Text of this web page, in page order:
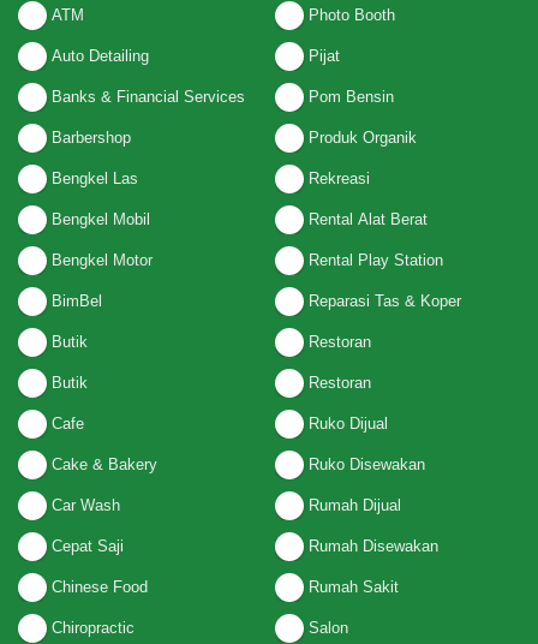
ATM
Auto Detailing
Banks & Financial Services
Barbershop
Bengkel Las
Bengkel Mobil
Bengkel Motor
BimBel
Butik
Butik
Cafe
Cake & Bakery
Car Wash
Cepat Saji
Chinese Food
Chiropractic
Photo Booth
Pijat
Pom Bensin
Produk Organik
Rekreasi
Rental Alat Berat
Rental Play Station
Reparasi Tas & Koper
Restoran
Restoran
Ruko Dijual
Ruko Disewakan
Rumah Dijual
Rumah Disewakan
Rumah Sakit
Salon